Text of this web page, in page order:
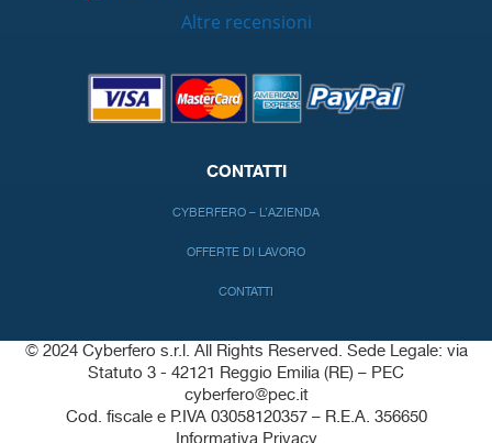
Altre recensioni
CONTATTI
CYBERFERO – L’AZIENDA
OFFERTE DI LAVORO
CONTATTI
© 2024 Cyberfero s.r.l. All Rights Reserved. Sede Legale: via
Statuto 3 - 42121 Reggio Emilia (RE) – PEC
cyberfero@pec.it
Cod. fiscale e P.IVA 03058120357 – R.E.A. 356650